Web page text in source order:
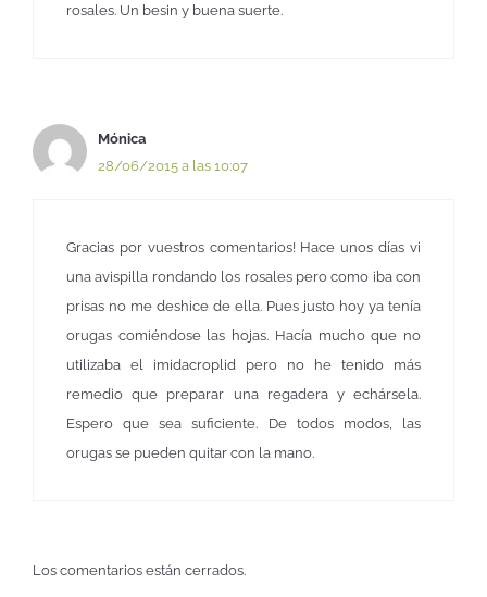
rosales. Un besin y buena suerte.
Mónica
28/06/2015 a las 10:07
Gracias por vuestros comentarios! Hace unos días vi
una avispilla rondando los rosales pero como iba con
prisas no me deshice de ella. Pues justo hoy ya tenía
orugas comiéndose las hojas. Hacía mucho que no
utilizaba el imidacroplid pero no he tenido más
remedio que preparar una regadera y echársela.
Espero que sea suficiente. De todos modos, las
orugas se pueden quitar con la mano.
Los comentarios están cerrados.